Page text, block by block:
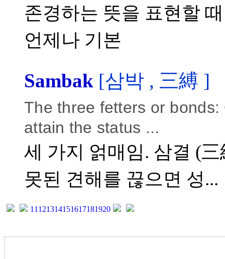
존경하는 뜻을 표현할
언제나 기본
Sambak [삼박 , 三縛 ]
The three fetters or
attain the status ...
세 가지 얽매임. 삼결 (
못된 견해를 끊으면 성...
11 121314151617181920